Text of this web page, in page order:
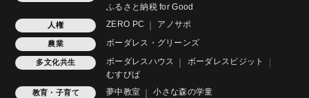
ふるさと納税 for Good
人権 ZERO PC アノサポ
農業 ボーダレス・グリーンズ
多文化共生 ボーダレスハウス
ボーダレスビジット
むすびば
教育・子育て 夢中教室 小さな森の学童